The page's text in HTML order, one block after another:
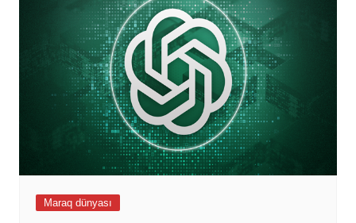
Maraq dünyası